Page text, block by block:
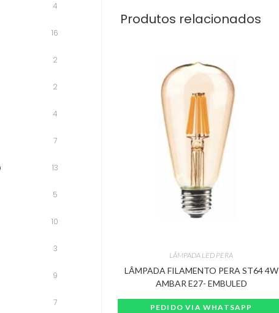
Produtos relacionados
LÂMPADA LED PERA
LÂMPADA FILAMENTO PERA ST64 4W
AMBAR E27- EMBULED
PEDIDO VIA WHATSAPP
4
16
2
2
4
7
13
5
10
3
9
7